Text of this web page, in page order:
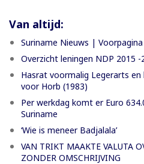
Van altijd:
Suriname Nieuws | Voorpagina
Overzicht leningen NDP 2015 -
Hasrat voormalig Legerarts
voor Horb (1983)
Per werkdag komt er Euro
Suriname
‘Wie is meneer Badjalala’
VAN TRIKT MAAKTE VALUTA
ZONDER OMSCHRIJVING